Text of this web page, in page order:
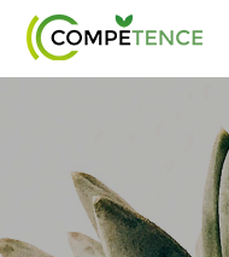
PROGETTO
PIANO FORMATIVO